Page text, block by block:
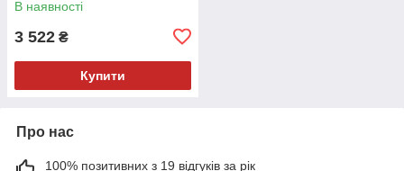
В наявності
3 522 ₴
Купити
Про нас
100% позитивних з 19 відгуків за рік